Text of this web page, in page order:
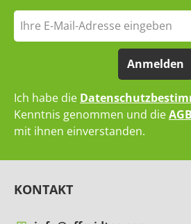
Anmelden
Ich habe die
Kenntnis genommen und dieAGB
mit ihnen einverstanden.
KONTAKT